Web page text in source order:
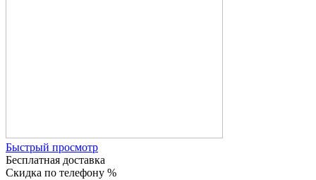
Быстрый просмотр
Бесплатная доставка
Скидка по телефону %